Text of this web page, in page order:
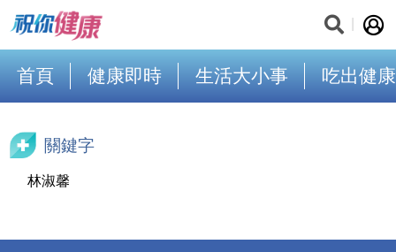
首頁 健康即時 生活大小事 吃出健康
關鍵字
林淑馨